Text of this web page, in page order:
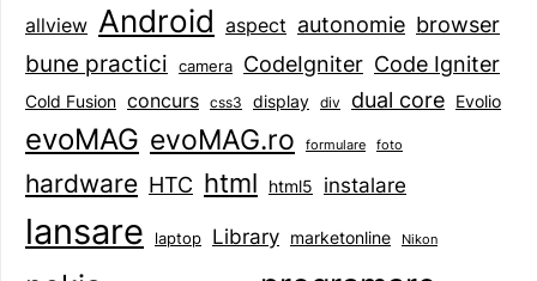
allview Android aspect autonomie browser
bune practici camera CodeIgniter Code Igniter
Cold Fusion concurs css3 display div dual core Evolio
evoMAG evoMAG.ro formulare foto
hardware HTC html html5 instalare
lansare laptop Library marketonline Nikon